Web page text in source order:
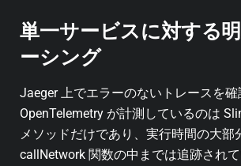
単一サービスに対する
ーシング
Jaeger 上でエラーのないトレースを確
OpenTelemetry が計測しているのは
メソッドだけであり、実行時間の大部
callNetwork 関数の中までは追跡され